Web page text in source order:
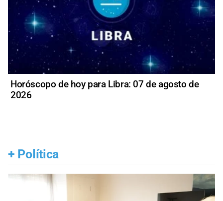
Horóscopo de hoy para Libra: 07 de agosto de
2026
+ Política